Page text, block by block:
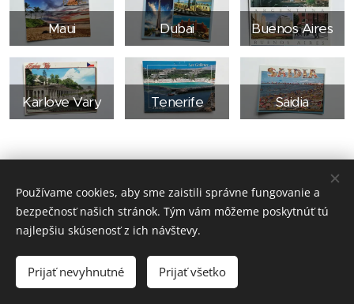
Maui Dubai Buenos Aires
Karlove Vary Tenerife Saidia
Omama Shop Café 2018 | Všetky práva vyhradené
Cookies
Používame cookies, aby sme zaistili správne fungovanie a
bezpečnosť našich stránok. Tým vám môžeme poskytnúť tú
najlepšiu skúsenosť z ich návštevy.
Prijať nevyhnutné Prijať všetko